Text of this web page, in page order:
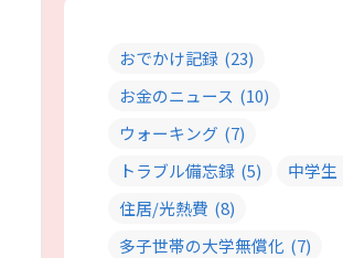
おでかけ記録 (23)
お金のニュース (10)
ウォーキング (7)
トラブル備忘録 (5) 中学生
住居/光熱費 (8)
多子世帯の大学無償化 (7)